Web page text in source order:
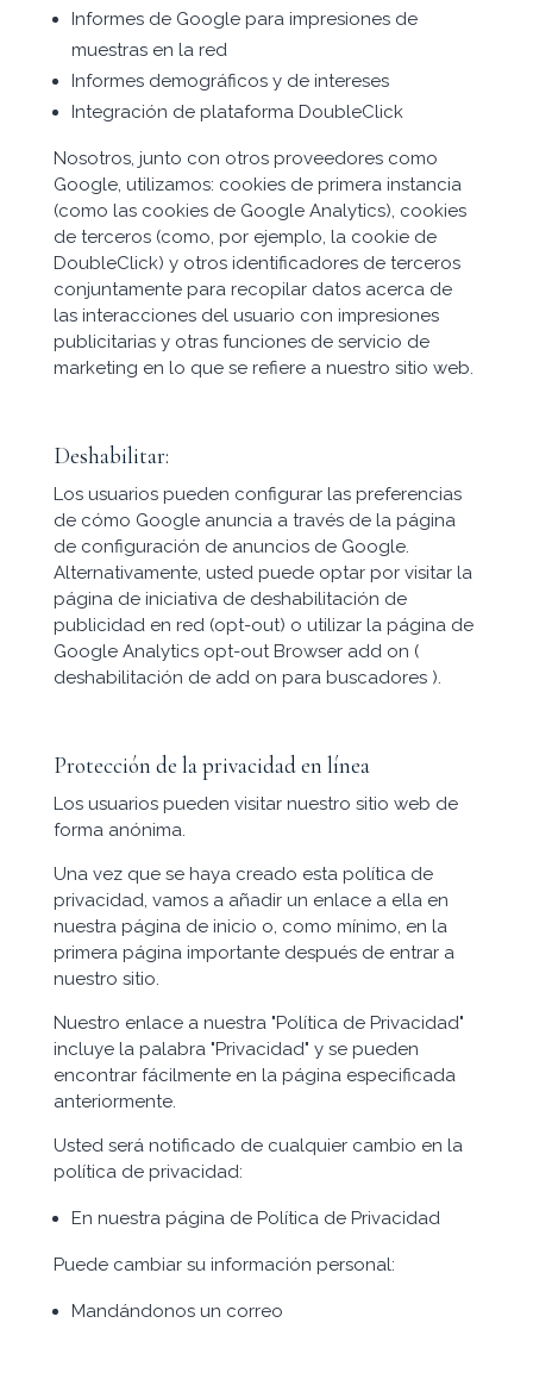
Informes de Google para impresiones de
muestras en la red
Informes demográficos y de intereses
Integración de plataforma DoubleClick
Nosotros, junto con otros proveedores como
Google, utilizamos: cookies de primera instancia
(como las cookies de Google Analytics), cookies
de terceros (como, por ejemplo, la cookie de
DoubleClick) y otros identificadores de terceros
conjuntamente para recopilar datos acerca de
las interacciones del usuario con impresiones
publicitarias y otras funciones de servicio de
marketing en lo que se refiere a nuestro sitio web.
Deshabilitar:
Los usuarios pueden configurar las preferencias
de cómo Google anuncia a través de la página
de configuración de anuncios de Google.
Alternativamente, usted puede optar por visitar la
página de iniciativa de deshabilitación de
publicidad en red (opt-out) o utilizar la página de
Google Analytics opt-out Browser add on (
deshabilitación de add on para buscadores ).
Protección de la privacidad en línea
Los usuarios pueden visitar nuestro sitio web de
forma anónima.
Una vez que se haya creado esta política de
privacidad, vamos a añadir un enlace a ella en
nuestra página de inicio o, como mínimo, en la
primera página importante después de entrar a
nuestro sitio.
Nuestro enlace a nuestra "Política de Privacidad"
incluye la palabra "Privacidad" y se pueden
encontrar fácilmente en la página especificada
anteriormente.
Usted será notificado de cualquier cambio en la
política de privacidad:
En nuestra página de Política de Privacidad
Puede cambiar su información personal:
Mandándonos un correo